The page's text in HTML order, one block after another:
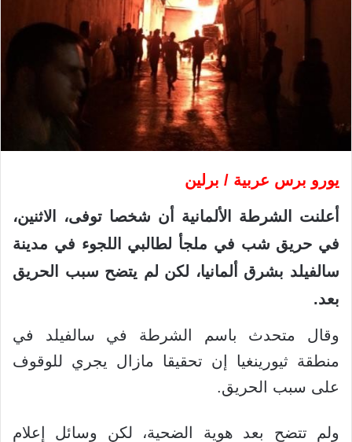
يورو برس عربية / برلين
أعلنت الشرطة الألمانية أن شخصا توفى، الاثنين،
في حريق شب في ملجأ لطالبي اللجوء في مدينة
سالفيلد بشرق ألمانيا، لكن لم يتضح سبب الحريق
بعد.
وقال متحدث باسم الشرطة في سالفيلد في
منطقة ثيورينغيا إن تحقيقا مازال يجري للوقوف
على سبب الحريق.
ولم تتضح بعد هوية الضحية، لكن وسائل إعلام